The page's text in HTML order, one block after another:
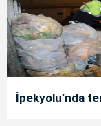
İpekyolu’nda